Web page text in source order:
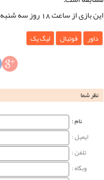
این بازی از ساعت 18 روز سه شنبه 19 خرداد در ورزشگاه باهنر کرمان آغاز خواهد شد.
داور فوتبال لیگ یک
نظر شما
نام‌ :
ایمیل :
تلفن :
وبگاه‌ :